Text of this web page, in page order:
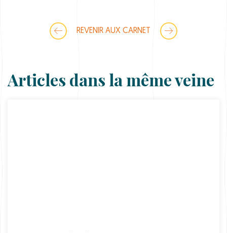
REVENIR AUX CARNET
Articles dans la même veine